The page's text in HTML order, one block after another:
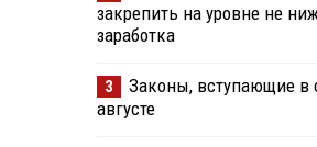
закрепить на уровне не
заработка
3
Законы, вступающие в
августе